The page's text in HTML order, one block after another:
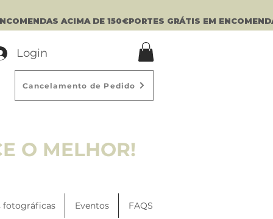
Login
O MELHOR!
Cancelamento de Pedido
fotográficas Eventos FAQS